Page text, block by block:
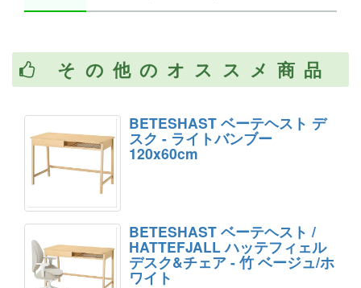
その他のオススメ商品
BETESHAST ベーテヘスト デ
スク - ライトバンブー
120x60cm
BETESHAST ベーテヘスト /
HATTEFJALL ハッテフィェル
デスク&チェア - 竹 ベージュ/ホ
ワイト